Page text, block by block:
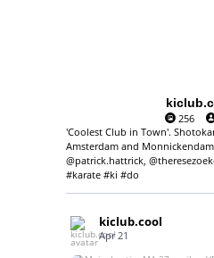
256
'Coolest Club in Town'.
Amsterdam and Monnickendam,
@patrick.hattrick,
#karate #ki #do
kiclub.cool
Apr 21